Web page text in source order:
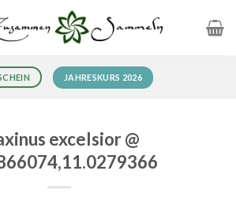
JAHRESKURS 2026
excelsior @